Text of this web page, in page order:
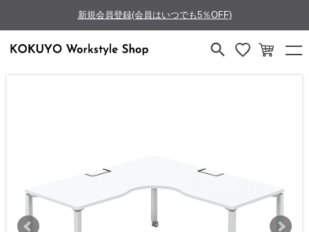
新規会員登録(会員はいつでも5％OFF)